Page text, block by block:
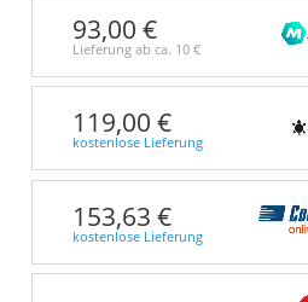
93,00 €
Lieferung ab ca. 10 €
119,00 €
kostenlose Lieferung
153,63 €
kostenlose Lieferung